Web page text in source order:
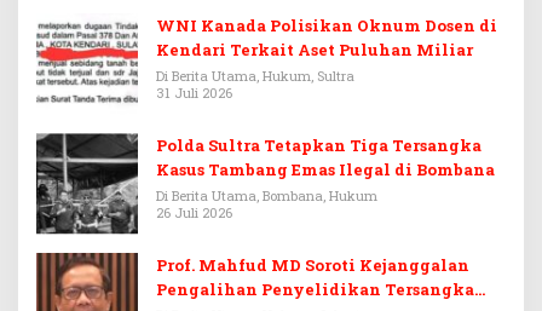
WNI Kanada Polisikan Oknum Dosen di
Kendari Terkait Aset Puluhan Miliar
Di Berita Utama, Hukum, Sultra
31 Juli 2026
Polda Sultra Tetapkan Tiga Tersangka
Kasus Tambang Emas Ilegal di Bombana
Di Berita Utama, Bombana, Hukum
26 Juli 2026
Prof. Mahfud MD Soroti Kejanggalan
Pengalihan Penyelidikan Tersangka